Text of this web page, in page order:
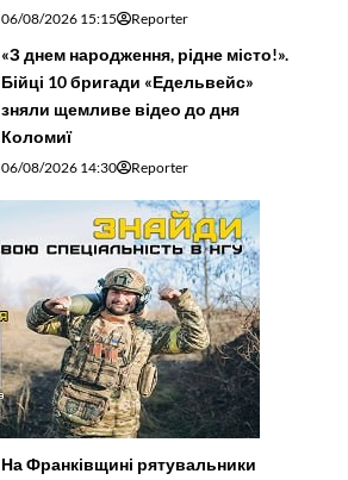
06/08/2026 15:15 Reporter
«З днем народження, рідне місто!».
Бійці 10 бригади «Едельвейс»
зняли щемливе відео до дня
Коломиї
06/08/2026 14:30 Reporter
На Франківщині рятувальники